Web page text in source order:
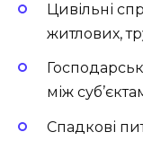
Цивільні
житлових,
між
Спадкові